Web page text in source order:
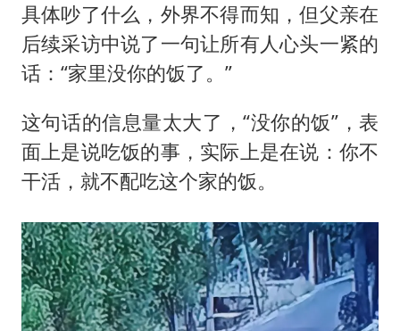
具体吵了什么，外界不得而知，但父亲在
后续采访中说了一句让所有人心头一紧的
话：“家里没你的饭了。”
这句话的信息量太大了，“没你的饭”，表
面上是说吃饭的事，实际上是在说：你不
干活，就不配吃这个家的饭。